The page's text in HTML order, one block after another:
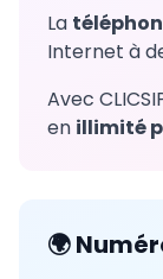
La
Internet à
Avec
en illimité
🌍